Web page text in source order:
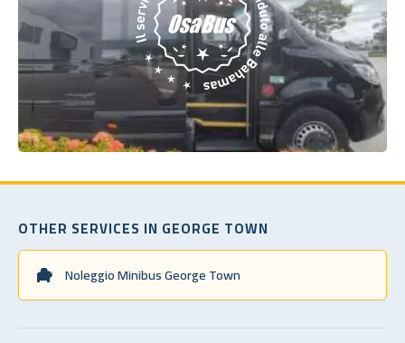
OTHER SERVICES IN GEORGE TOWN
Noleggio Minibus George Town